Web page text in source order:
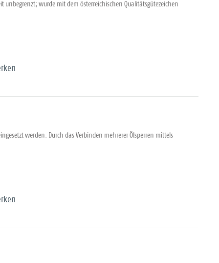
unbegrenzt; wurde mit dem österreichischen Qualitätsgütezeichen
werden. Durch das Verbinden mehrerer Ölsperren mittels